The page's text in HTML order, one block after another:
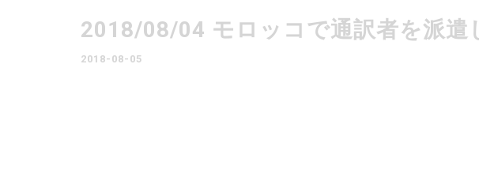
2018/08/04 モロッコで通訳者を派遣
2018-08-05